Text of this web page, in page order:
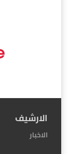
الارشيف
الاخبار